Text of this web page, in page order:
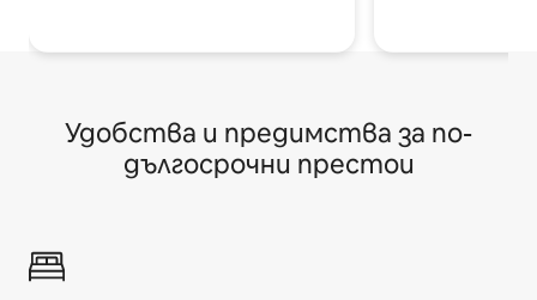
Удобства и предимства за по-
дългосрочни престои